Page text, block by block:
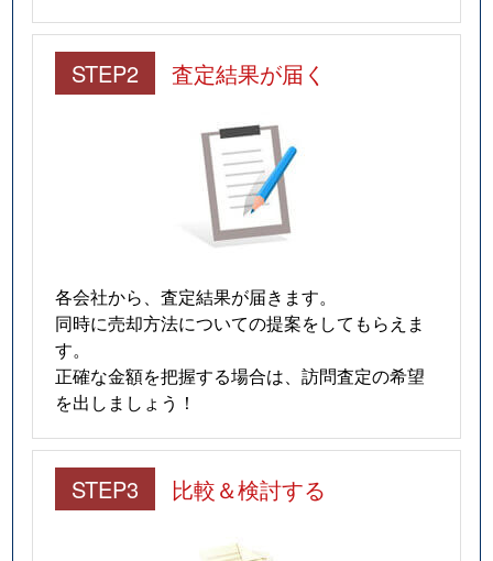
STEP2 査定結果が届く
各会社から、査定結果が届きます。
同時に売却方法についての提案をしてもらえま
す。
正確な金額を把握する場合は、訪問査定の希望
を出しましょう！
STEP3 比較＆検討する